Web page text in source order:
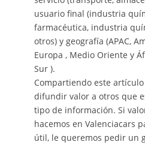
usuario final (industria
farmacéutica, industria
otros) y geografía (APAC,
Europa , Medio Oriente y
Sur ).
Compartiendo este
difundir valor a otros que
tipo de información. Si
hacemos en Valenciacars
útil, le queremos pedir un